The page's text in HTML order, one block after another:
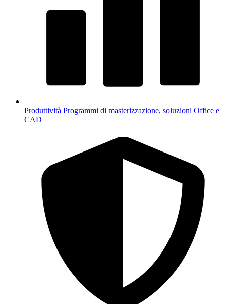
Produttività Programmi di masterizzazione, soluzioni Office e
CAD